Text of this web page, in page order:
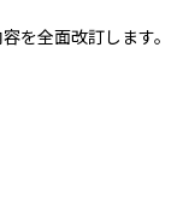
全面改訂します